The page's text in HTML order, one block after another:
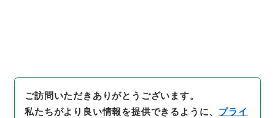
ご訪問いただきありがとうございます。
私たちがより良い情報を提供できるように、 プライ